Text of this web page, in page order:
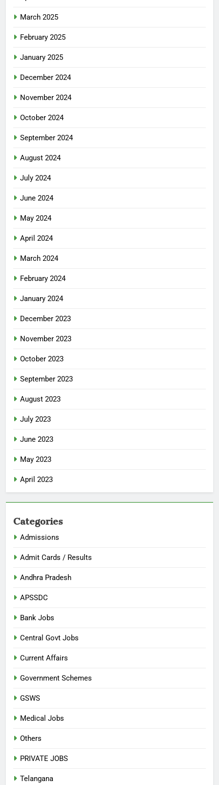
March 2025
February 2025
January 2025
December 2024
November 2024
October 2024
September 2024
August 2024
July 2024
June 2024
May 2024
April 2024
March 2024
February 2024
January 2024
December 2023
November 2023
October 2023
September 2023
August 2023
July 2023
June 2023
May 2023
April 2023
Categories
Admissions
Admit Cards / Results
Andhra Pradesh
APSSDC
Bank Jobs
Central Govt Jobs
Current Affairs
Government Schemes
GSWS
Medical Jobs
Others
PRIVATE JOBS
Telangana